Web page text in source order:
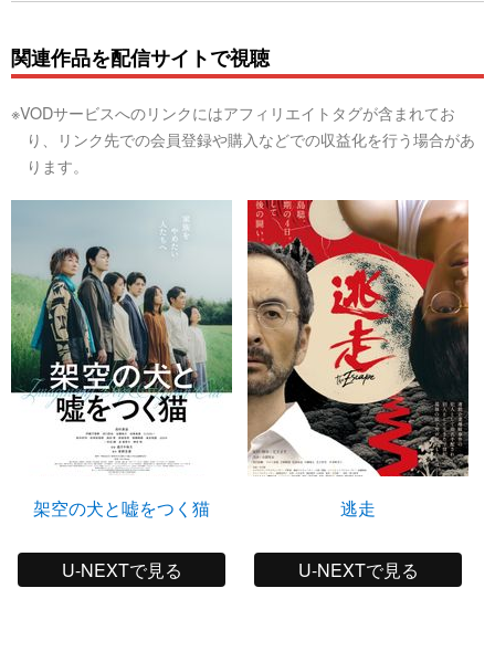
関連作品を配信サイトで視聴
※VODサービスへのリンクにはアフィリエイトタグが含まれてお
り、リンク先での会員登録や購入などでの収益化を行う場合があ
ります。
架空の犬と嘘をつく猫
U-NEXTで見る
逃走
U-NEXTで見る